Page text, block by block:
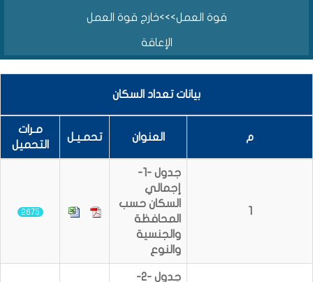
قوة العمل>>>خارج قوة العمل
الإعاقة
بيانات تعداد السكان
م العنوان تحمـيـل
مـرات
التحميل
1
جدول -1-
إجمالي
السكان حسب
المحافظة
والجنسية
والنوع
2675
جدول -2-